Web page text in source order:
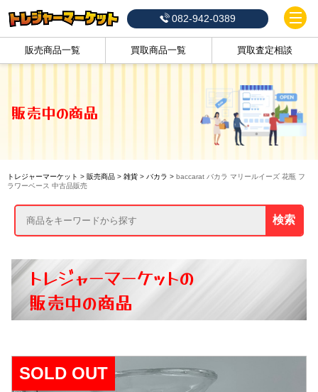
082-942-0389
販売商品一覧 買取商品一覧 買取査定相談
販売中の商品
トレジャーマーケット > 販売商品> 雑貨> バカラ > baccarat バカラ マリールイーズ 花瓶 フ
ラワーベース 中古品販売
検索
トレジャーマーケットの
販売中の商品
SOLD OUT